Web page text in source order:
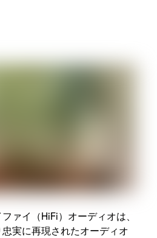
ァイ（HiFi）オーディオは、
実に再現されたオーディオ